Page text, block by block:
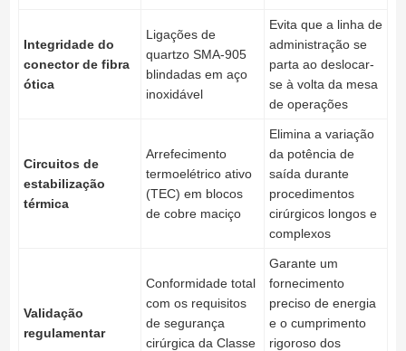
Integridade do
conector de fibra
ótica
Ligações de
quartzo SMA-905
blindadas em aço
inoxidável
Evita que a linha de
administração se
parta ao deslocar-
se à volta da mesa
de operações
Circuitos de
estabilização
térmica
Arrefecimento
termoelétrico ativo
(TEC) em blocos
de cobre maciço
Elimina a variação
da potência de
saída durante
procedimentos
cirúrgicos longos e
complexos
Validação
regulamentar
Conformidade total
com os requisitos
de segurança
cirúrgica da Classe
Garante um
fornecimento
preciso de energia
e o cumprimento
rigoroso dos